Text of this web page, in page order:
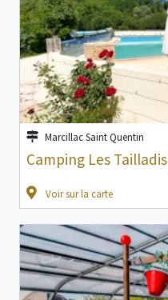
Marcillac Saint Quentin
Camping Les Tailladis
Voir sur la carte